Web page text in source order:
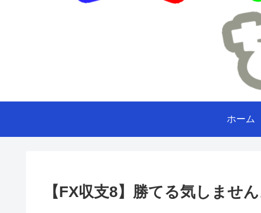
ホーム
【FX収支8】勝てる気しませ